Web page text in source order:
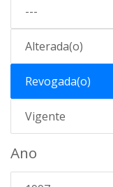
---
Alterada(o)
Revogada(o)
Vigente
Ano